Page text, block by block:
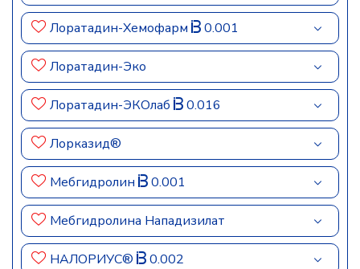
Лоратадин-Хемофарм 0.001
Лоратадин-Эко
Лоратадин-ЭКОлаб 0.016
Лорказид®
Мебгидролин 0.001
Мебгидролина Нападизилат
НАЛОРИУС® 0.002